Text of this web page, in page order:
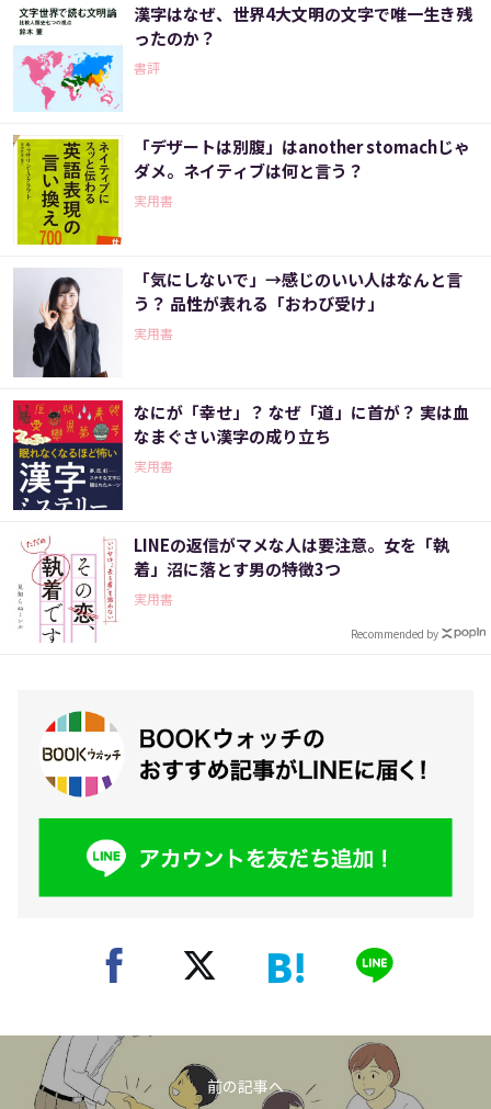
漢字はなぜ、世界4大文明の文字で唯一生き残
ったのか？
書評
「デザートは別腹」はanother stomachじゃ
ダメ。ネイティブは何と言う？
実用書
「気にしないで」→感じのいい人はなんと言
う？ 品性が表れる「おわび受け」
実用書
なにが「幸せ」？ なぜ「道」に首が？ 実は血
なまぐさい漢字の成り立ち
実用書
LINEの返信がマメな人は要注意。女を「執
着」沼に落とす男の特徴3つ
実用書
Recommended by
前の記事へ